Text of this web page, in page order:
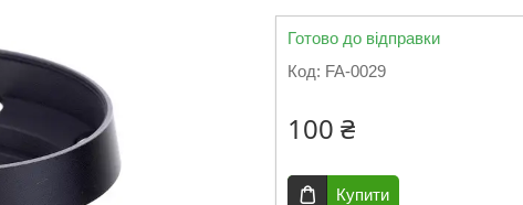
Готово до відправки
Код: FA-0029
100 ₴
Купити